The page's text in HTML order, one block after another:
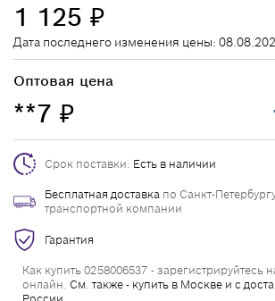
1 125 ₽
Дата последнего изменения цены:
Оптовая цена
**7 ₽
Срок поставки: Есть в наличии
Бесплатная доставка по Санкт-
транспортной компании
Гарантия
Как купить 0258006537 - зарегистрируйтесь
онлайн. См. также - купить в Москве и с